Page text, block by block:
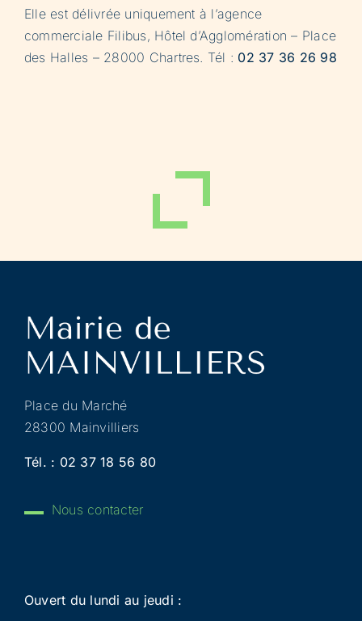
Elle est délivrée uniquement à l’agence
commerciale Filibus, Hôtel d’Agglomération – Place
des Halles – 28000 Chartres. Tél : 02 37 36 26 98
Place du Marché
28300 Mainvilliers
Tél. : 02 37 18 56 80
Nous contacter
Ouvert du lundi au jeudi :